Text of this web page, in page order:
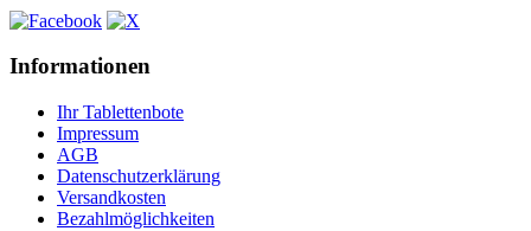
Informationen
Ihr Tablettenbote
Impressum
AGB
Datenschutzerklärung
Versandkosten
Bezahlmöglichkeiten